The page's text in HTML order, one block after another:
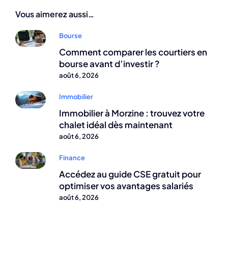
Vous aimerez aussi…
Bourse
Comment comparer les courtiers en
bourse avant d’investir ?
août 6, 2026
Immobilier
Immobilier à Morzine : trouvez votre
chalet idéal dès maintenant
août 6, 2026
Finance
Accédez au guide CSE gratuit pour
optimiser vos avantages salariés
août 6, 2026